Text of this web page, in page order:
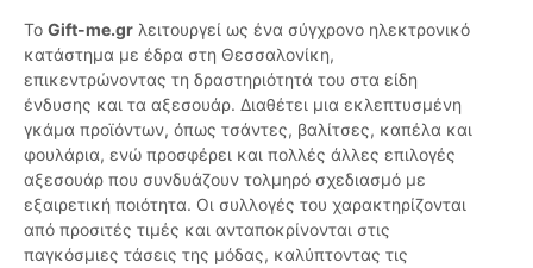
Το Gift-me.gr λειτουργεί ως ένα σύγχρονο ηλεκτρονικό
κατάστημα με έδρα στη Θεσσαλονίκη,
επικεντρώνοντας τη δραστηριότητά του στα είδη
ένδυσης και τα αξεσουάρ. Διαθέτει μια εκλεπτυσμένη
γκάμα προϊόντων, όπως τσάντες, βαλίτσες, καπέλα και
φουλάρια, ενώ προσφέρει και πολλές άλλες επιλογές
αξεσουάρ που συνδυάζουν τολμηρό σχεδιασμό με
εξαιρετική ποιότητα. Οι συλλογές του χαρακτηρίζονται
από προσιτές τιμές και ανταποκρίνονται στις
παγκόσμιες τάσεις της μόδας, καλύπτοντας τις